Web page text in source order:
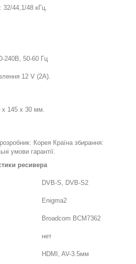
32/44,1/48 кГц.
240В, 50-60 Гц
12 V (2A).
х 145 х 30 мм.
Корея Країна збирання:
умови гарантії.
ресивера
DVB-S, DVB-S2
Enigma2
Broadcom BCM7362
нет
HDMI, AV-3.5мм